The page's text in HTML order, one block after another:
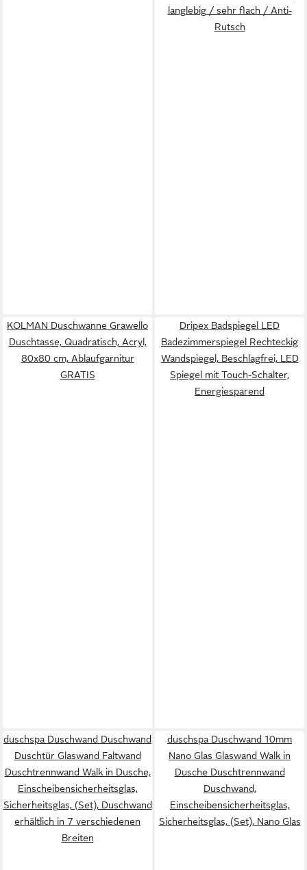
langlebig / sehr flach / Anti-
Rutsch
KOLMAN Duschwanne Grawello
Duschtasse, Quadratisch, Acryl,
80x80 cm, Ablaufgarnitur
GRATIS
Dripex Badspiegel LED
Badezimmerspiegel Rechteckig
Wandspiegel, Beschlagfrei, LED
Spiegel mit Touch-Schalter,
Energiesparend
duschspa Duschwand Duschwand
Duschtür Glaswand Faltwand
Duschtrennwand Walk in Dusche,
Einscheibensicherheitsglas,
Sicherheitsglas, (Set), Duschwand
erhältlich in 7 verschiedenen
Breiten
duschspa Duschwand 10mm
Nano Glas Glaswand Walk in
Dusche Duschtrennwand
Duschwand,
Einscheibensicherheitsglas,
Sicherheitsglas, (Set), Nano Glas